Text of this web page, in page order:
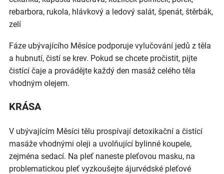
rebarbora, rukola, hlávkový a ledový salát, špenát, štěrbák,
zelí
Fáze ubývajícího Měsíce podporuje vylučování jedů z těla
a hubnutí, čistí se krev. Pokud se chcete pročistit, pijte
čistící čaje a provádějte každý den masáž celého těla
vhodným olejem.
KRÁSA
V ubývajícím Měsíci tělu prospívají detoxikační a čistící
masáže vhodnými oleji a uvolňující bylinné koupele,
zejména sedací. Na pleť naneste pleťovou masku, na
problematickou pleť vyzkoušejte ájurvédské pleťové